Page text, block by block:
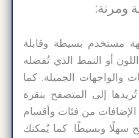
ومرنة:
مستخدم بسيطة وقابلة
أو النمط الذي تُفضله
والواجهات الجميلة. كما
إلى المتصفح بنقرة
من فئات وأقسام
سهلًا وبسيطًا. كما يُمكنك